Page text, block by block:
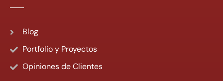
Blog
Portfolio y Proyectos
Opiniones de Clientes